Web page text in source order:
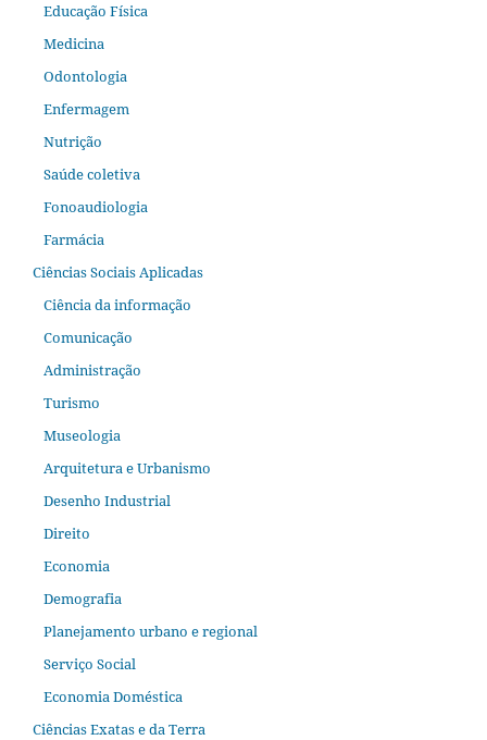
Educação Física
Medicina
Odontologia
Enfermagem
Nutrição
Saúde coletiva
Fonoaudiologia
Farmácia
Ciências Sociais Aplicadas
Ciência da informação
Comunicação
Administração
Turismo
Museologia
Arquitetura e Urbanismo
Desenho Industrial
Direito
Economia
Demografia
Planejamento urbano e regional
Serviço Social
Economia Doméstica
Ciências Exatas e da Terra